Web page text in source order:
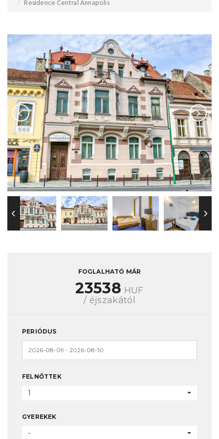
Residence Central Annapolis
FOGLALHATÓ MÁR
23538 HUF
/ éjszakától
PERIÓDUS
FELNŐTTEK
1
GYEREKEK
-